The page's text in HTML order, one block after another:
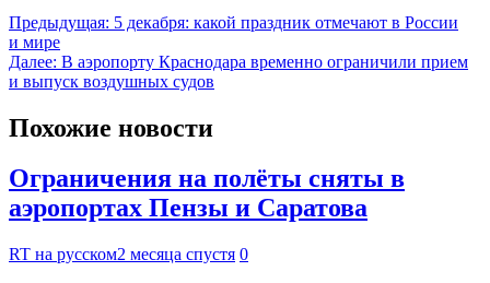
Предыдущая: 5 декабря: какой праздник отмечают в России
и мире
Далее: В аэропорту Краснодара временно ограничили прием
и выпуск воздушных судов
Похожие новости
Ограничения на полёты сняты в
аэропортах Пензы и Саратова
RT на русском2 месяца спустя 0